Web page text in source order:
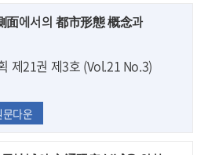
面에서의 都市形態 概念과
제21권 제3호 (Vol.21 No.3)
문다운